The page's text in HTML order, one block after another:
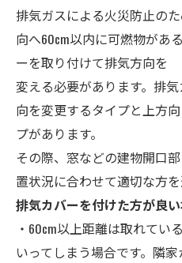
排気ガスによる火災防止の
向へ60cm以内に可燃物があ
ーを取り付けて排気方向を
変える必要があります。排
向を変更するタイプと上方
プがあります。
その際、窓などの建物開口
置状況に合わせて適切な方
排気カバーを付けた方が良
・60cm以上距離は取れてい
いってしまう場合です。隣